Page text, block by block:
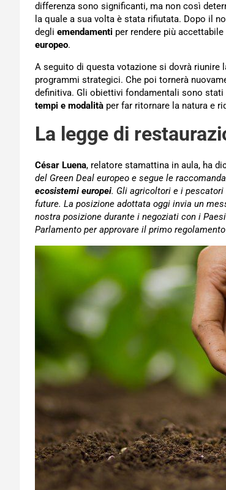
differenza sono significanti, ma non così
la quale a sua volta è stata rifiutata. Dopo il
degli emendamenti per rendere più
europeo.
A seguito di questa votazione si dovrà riunire
programmi strategici. Che poi tornerà
definitiva. Gli obiettivi fondamentali sono
tempi e modalità per far ritornare la natura e
La legge di
César Luena, relatore stamattina in aula, ha
del Green Deal europeo e segue le
ecosistemi europei. Gli agricoltori e i pescatori
future. La posizione adottata oggi invia un
nostra posizione durante i negoziati con i
Parlamento per approvare il primo